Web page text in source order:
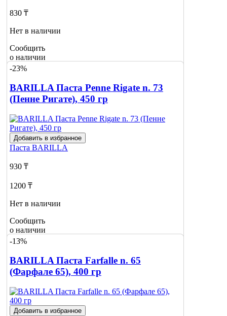
830 ₸
Нет в наличии
Сообщить
о наличии
-23%
BARILLA Паста Penne Rigate n. 73
(Пенне Ригате), 450 гр
Добавить в избранное
Паста BARILLA
930 ₸
1200 ₸
Нет в наличии
Сообщить
о наличии
-13%
BARILLA Паста Farfalle n. 65
(Фарфале 65), 400 гр
Добавить в избранное